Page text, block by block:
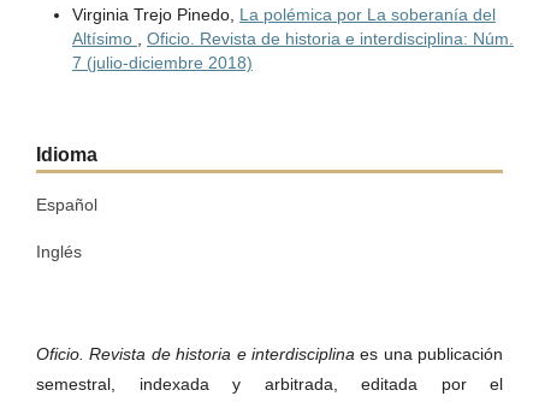
Virginia Trejo Pinedo, La polémica por La soberanía del
Altísimo
Oficio. Revista de historia e interdisciplina: Núm.
7 (julio-diciembre 2018)
Idioma
Español
Inglés
Oficio. Revista de historia e interdisciplinaes una publicación
semestral, indexada y arbitrada, editada por el